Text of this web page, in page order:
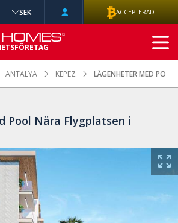
ANTALYA KEPEZ LÄGENHETER MED
Pool Nära Flygplatsen i
SEK ACCEPTERAD